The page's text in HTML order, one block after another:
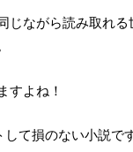
じながら読み取れ
すよね！
て損のない小説で